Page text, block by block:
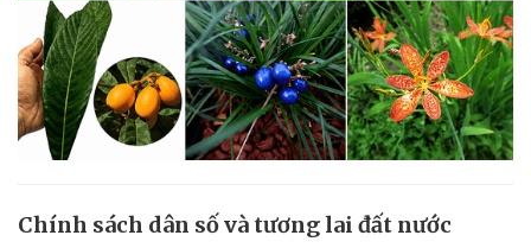
Chính sách dân số và tương lai đất nước